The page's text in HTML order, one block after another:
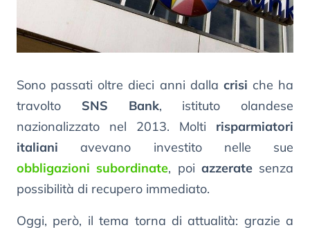
Sono passati oltre dieci anni dalla crisi che ha
travolto SNS Bank, istituto olandese
nazionalizzato nel 2013. Molti risparmiatori
italiani avevano investito nelle sue
obbligazioni subordinate, poi azzerate senza
possibilità di recupero immediato.
Oggi, però, il tema torna di attualità: grazie a